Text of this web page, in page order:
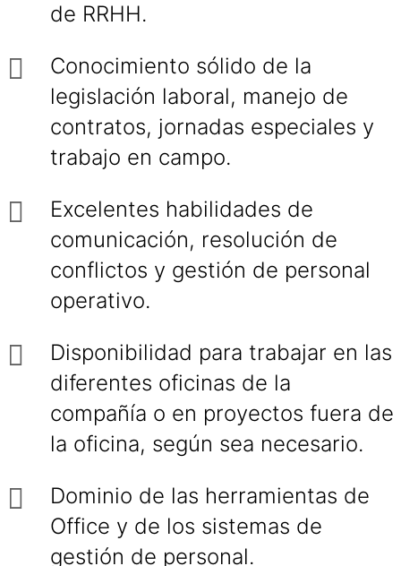
de RRHH.
Conocimiento sólido de la
legislación laboral, manejo de
contratos, jornadas especiales y
trabajo en campo.
Excelentes habilidades de
comunicación, resolución de
conflictos y gestión de personal
operativo.
Disponibilidad para trabajar en las
diferentes oficinas de la
compañía o en proyectos fuera de
la oficina, según sea necesario.
Dominio de las herramientas de
Office y de los sistemas de
gestión de personal.